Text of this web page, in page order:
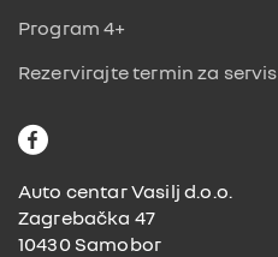
Program 4+
Rezervirajte termin za servis
F
c
e
b
Auto centar Vasilj d.o.o.
Zagrebačka 47
10430 Samobor